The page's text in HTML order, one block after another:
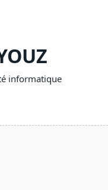
informatique